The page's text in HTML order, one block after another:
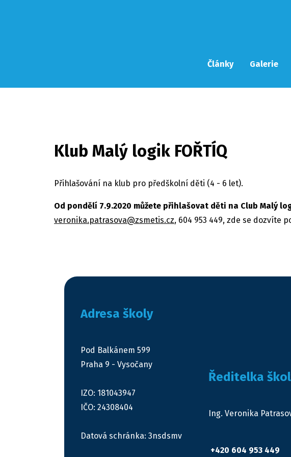
Články Galerie
Klub Malý logik FOŘTÍQ
Přihlašování na klub pro předškolní děti (4 - 6 let).
Od pondělí 7.9.2020 můžete přihlašovat děti na Club Malý
veronika.patrasova@zsmetis.cz, 604 953 449, zde se dozvíte
Adresa školy
Pod Balkánem 599
Praha 9 - Vysočany
IZO: 181043947
IČO: 24308404
Datová schránka: 3nsdsmv
Ředitelka
Ing. Veronika
+420 604 953 449